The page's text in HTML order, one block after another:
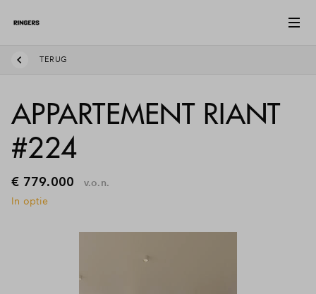
TERUG
APPARTEMENT RIANT
#224
€ 779.000
v.o.n.
In optie